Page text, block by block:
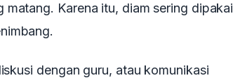
Karena itu, diam sering dipakai
dengan guru, atau komunikasi